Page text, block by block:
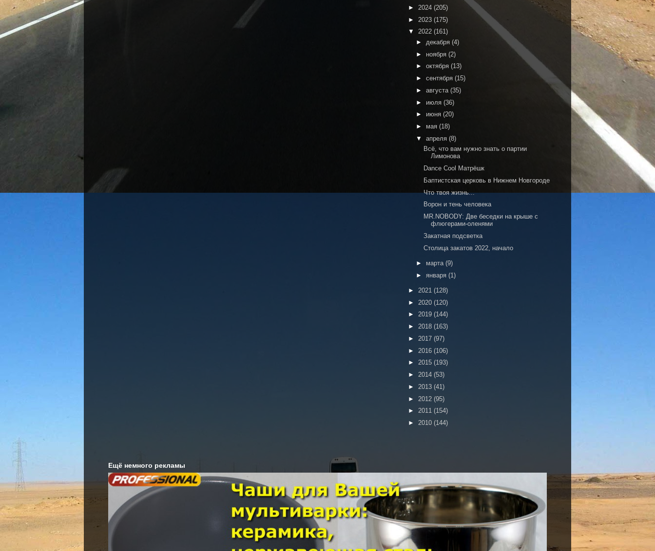
► 2024 (205)
► 2023 (175)
▼ 2022 (161)
► декабря (4)
► ноября (2)
► октября (13)
► сентября (15)
► августа (35)
► июля (36)
► июня (20)
► мая (18)
▼ апреля (8)
Всё, что вам нужно знать о партии
Лимонова
Dance Cool Матрёшк
Баптистская церковь в Нижнем Новгороде
Что твоя жизнь...
Ворон и тень человека
MR.NOBODY: Две беседки на крыше с
флюгерами-оленями
Закатная подсветка
Столица закатов 2022, начало
► марта (9)
► января (1)
► 2021 (128)
► 2020 (120)
► 2019 (144)
► 2018 (163)
► 2017 (97)
► 2016 (106)
► 2015 (193)
► 2014 (53)
► 2013 (41)
► 2012 (95)
► 2011 (154)
► 2010 (144)
Ещё немного рекламы